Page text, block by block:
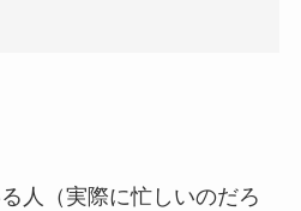
人（実際に忙しいのだろ